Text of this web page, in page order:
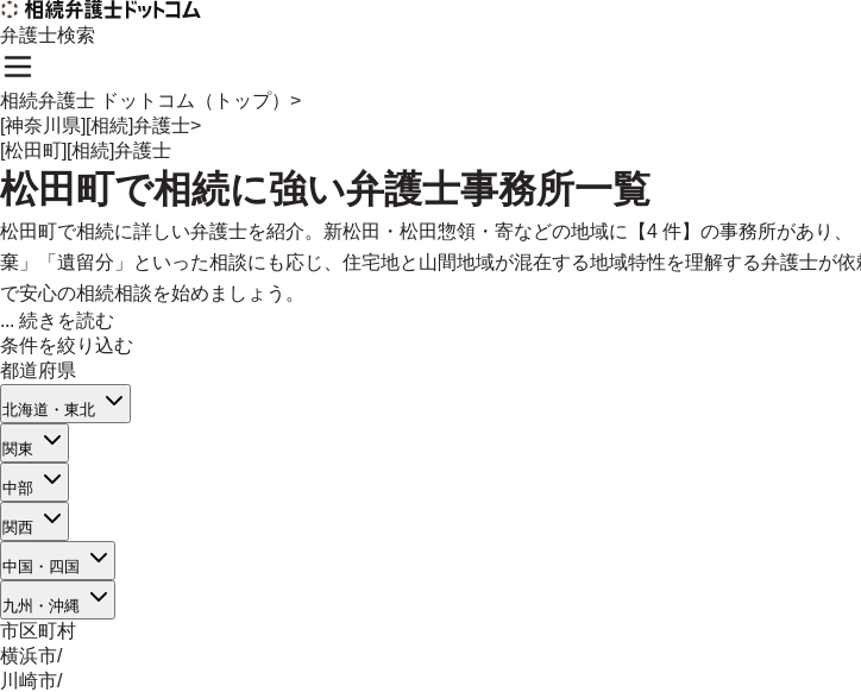
弁護士検索
相続弁護士 ドットコム（トップ） >
[神奈川県][相続]弁護士>
[松田町][相続]弁護士
松田町で相続に強い弁護士事務所一覧
松田町で相続に詳しい弁護士を紹介。新松田・松田惣領・寄などの地域に【4 件】の事務所があり
棄」「遺留分」といった相談にも応じ、住宅地と山間地域が混在する地域特性を理解する弁護士が
で安心の相続相談を始めましょう。
... 続きを読む
条件を絞り込む
都道府県
北海道・東北
関東
中部
関西
中国・四国
九州・沖縄
市区町村
横浜市/
川崎市/